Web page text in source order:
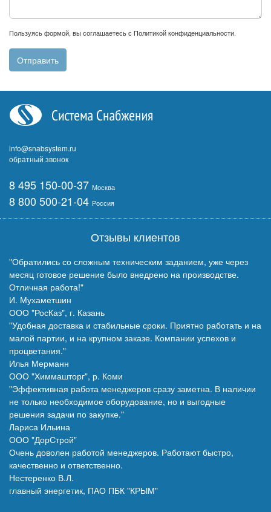
Пользуясь формой, вы соглашаетесь с Политикой конфиденциальности.
info@snabsystem.ru
обратный звонок
8 495 150-00-37 Москва
8 800 500-21-04 Россия
Отзывы клиентов
"Обратились со сложным техническим заданием, уже через
месяц готовое решение было внедрено на производстве.
Отличная работа!"
И. Мухаметшин
ООО "РосКаз", г. Казань
"Удобная доставка и стабильные сроки. Приятно работать и на
малой партии, и на крупном заказе. Компании успехов и
процветания."
Илья Мерманн
ООО "Химмашторг", р. Коми
"Эффективная работа менеджеров сразу заметна. В наличии
не только необходимое оборудование, но и выгодные
решения задачи по закупке."
Лариса Ильина
ООО "ДорСтрой"
Очень доволен работой менеджеров. Работают быстро,
качественно и ответственно.
Нестеренко В.Л.
главный энергетик, ПАО ПБК "КРЫМ"